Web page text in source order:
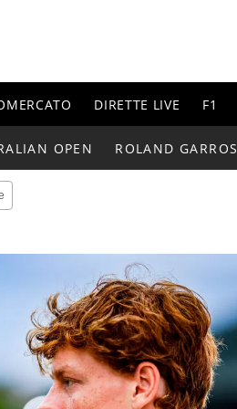
DIRETTE LIVE F1
OPEN ROLAND GARROS